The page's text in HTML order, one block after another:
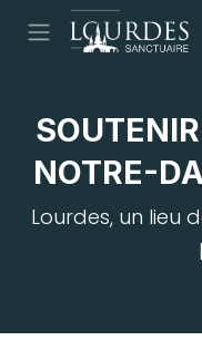
Se rendre au contenu
NOTRE-
Lourdes, un lieu